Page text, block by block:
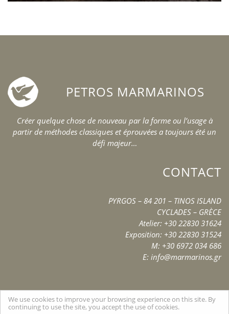
We use cookies to improve your browsing experience on this site. By
continuing to use the site, you accept the use of cookies.
PETROS MARMARINOS
Créer quelque chose de nouveau par la forme ou l’usage à
partir de méthodes classiques et éprouvées a toujours été un
défi majeur…
CONTACT
PYRGOS – 84 201 – TINOS ISLAND
CYCLADES – GRÈCE
Atelier: +30 22830 31624
Exposition: +30 22830 31524
M: +30 6972 034 686
E: info@marmarinos.gr